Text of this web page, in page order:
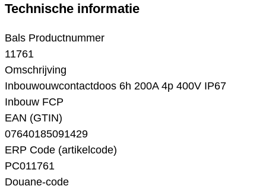
Technische informatie
Bals Productnummer
11761
Omschrijving
Inbouwouwcontactdoos 6h 200A 4p 400V IP67
Inbouw FCP
EAN (GTIN)
07640185091429
ERP Code (artikelcode)
PC011761
Douane-code